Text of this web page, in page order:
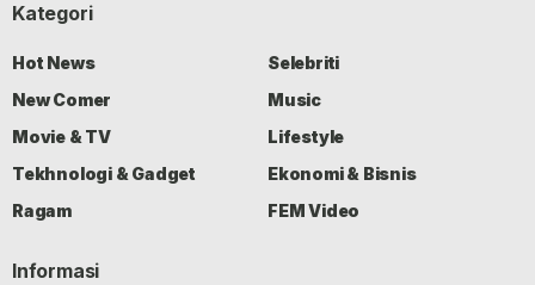
Kategori
Hot News
Selebriti
New Comer
Music
Movie & TV
Lifestyle
Tekhnologi & Gadget
Ekonomi & Bisnis
Ragam
FEM Video
Informasi